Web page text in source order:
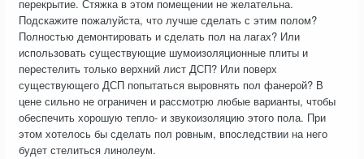
перекрытие. Стяжка в этом помещении не желательна.
Подскажите пожалуйста, что лучше сделать с этим полом?
Полностью демонтировать и сделать пол на лагах? Или
использовать существующие шумоизоляционные плиты и
перестелить только верхний лист ДСП? Или поверх
существующего ДСП попытаться выровнять пол фанерой? В
цене сильно не ограничен и рассмотрю любые варианты, чтобы
обеспечить хорошую тепло- и звукоизоляцию этого пола. При
этом хотелось бы сделать пол ровным, впоследствии на него
будет стелиться линолеум.